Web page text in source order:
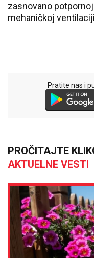
zasnovano
mehaničkoj
Pratite nas i
PROČITAJTE
AKTUELNE VESTI